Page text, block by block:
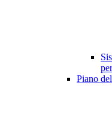
Piano